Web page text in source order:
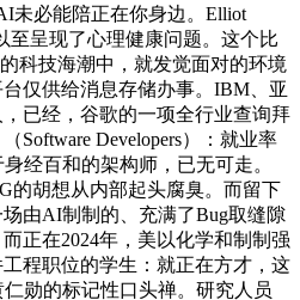
未必能陪正在你身边。Elliot
至呈现了心理健康问题。这个比
科技海潮中，就发觉面对的环境
仅供给消息存储办事。IBM、亚
已经，谷歌的一项全行业查询拜
Software Developers）：就业率
经百和的架构师，已无可走。
的胡想从内部起头腐臭。而留下
由AI制制的、充满了Bug取缝隙
正在2024年，美以化学和制制强
程职位的学生：就正在方才，这
勋的标记性口头禅。研究人员